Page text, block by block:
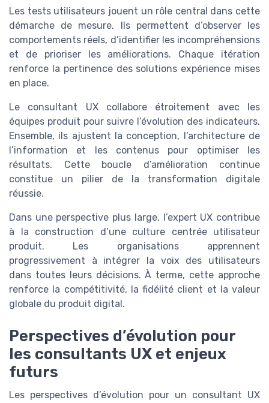
Les tests utilisateurs jouent un rôle central dans cette
démarche de mesure. Ils permettent d’observer les
comportements réels, d’identifier les incompréhensions
et de prioriser les améliorations. Chaque itération
renforce la pertinence des solutions expérience mises
en place.
Le consultant UX collabore étroitement avec les
équipes produit pour suivre l’évolution des indicateurs.
Ensemble, ils ajustent la conception, l’architecture de
l’information et les contenus pour optimiser les
résultats. Cette boucle d’amélioration continue
constitue un pilier de la transformation digitale
réussie.
Dans une perspective plus large, l’expert UX contribue
à la construction d’une culture centrée utilisateur
produit. Les organisations apprennent
progressivement à intégrer la voix des utilisateurs
dans toutes leurs décisions. À terme, cette approche
renforce la compétitivité, la fidélité client et la valeur
globale du produit digital.
Perspectives d’évolution pour
les consultants UX et enjeux
futurs
Les perspectives d’évolution pour un consultant UX